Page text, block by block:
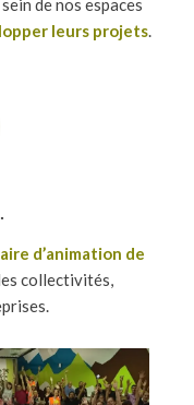
leurs projets.
d’animation de
collectivités,